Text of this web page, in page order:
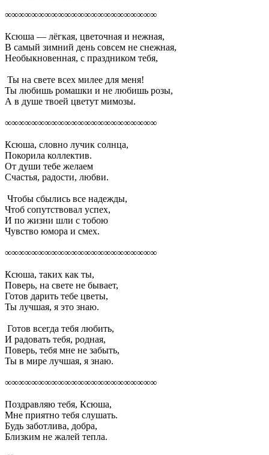
∞∞∞∞∞∞∞∞∞∞∞∞∞∞∞∞∞∞∞∞∞∞∞
Ксюша — лёгкая, цветочная и нежная,
В самый зимний день совсем не снежная,
Необыкновенная, с праздником тебя,
Ты на свете всех милее для меня!
Ты любишь ромашки и не любишь розы,
А в душе твоей цветут мимозы.
∞∞∞∞∞∞∞∞∞∞∞∞∞∞∞∞∞∞∞∞∞∞∞
Ксюша, словно лучик солнца,
Покорила коллектив.
От души тебе желаем
Счастья, радости, любви.
Чтобы сбылись все надежды,
Чтоб сопутствовал успех,
И по жизни шли с тобою
Чувство юмора и смех.
∞∞∞∞∞∞∞∞∞∞∞∞∞∞∞∞∞∞∞∞∞∞∞
Ксюша, таких как ты,
Поверь, на свете не бывает,
Готов дарить тебе цветы,
Ты лучшая, я это знаю.
Готов всегда тебя любить,
И радовать тебя, родная,
Поверь, тебя мне не забыть,
Ты в мире лучшая, я знаю.
∞∞∞∞∞∞∞∞∞∞∞∞∞∞∞∞∞∞∞∞∞∞∞
Поздравляю тебя, Ксюша,
Мне приятно тебя слушать.
Будь заботлива, добра,
Близким не жалей тепла.